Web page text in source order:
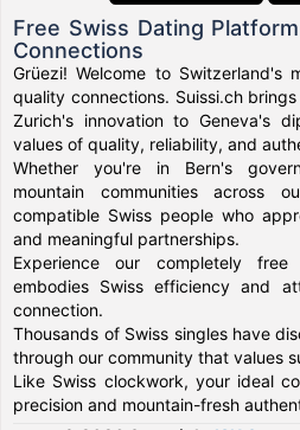
Free Swiss Dating
Connections
Grüezi! Welcome to Switzerland's
quality connections. Suissi.ch
Zurich's innovation to Geneva's
values of quality, reliability, and
Whether you're in Bern's
mountain communities across
compatible Swiss people who
and meaningful partnerships.
Experience our completely
embodies Swiss efficiency and
connection.
Thousands of Swiss singles have
through our community that values
Like Swiss clockwork, your ideal
precision and mountain-fresh